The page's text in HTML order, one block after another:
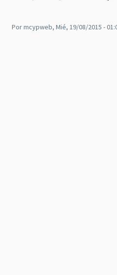
Pormcypweb, Mié, 19/08/2015 -